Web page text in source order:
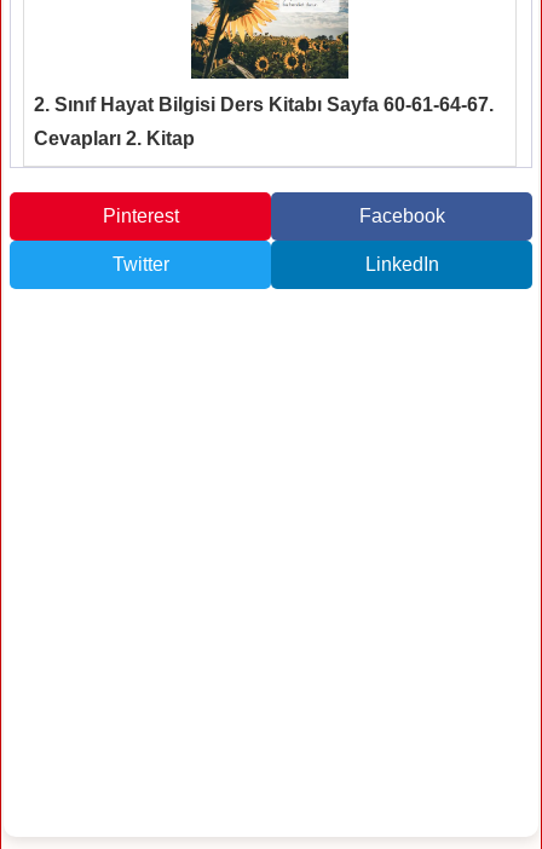
2. Sınıf Hayat Bilgisi Ders Kitabı Sayfa 60-61-64-67.
Cevapları 2. Kitap
Pinterest Facebook
Twitter LinkedIn